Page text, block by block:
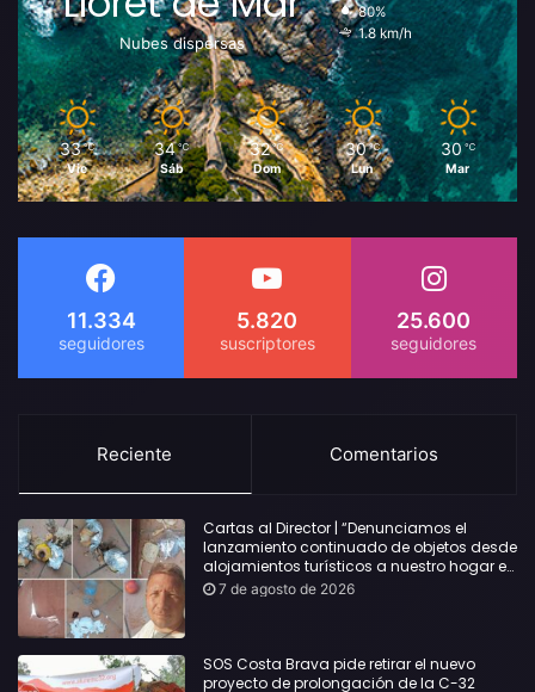
Nubes dispersas
80%
1.8 km/h
33 ℃
Vie
34 ℃
Sáb
32 ℃
Dom
30 ℃
Lun
30 ℃
Mar
11.334 5.820 25.600
Reciente Comentarios
Cartas al Director | “Denunciamos el
lanzamiento continuado de objetos desde
alojamientos turísticos a nuestro hogar en
Lloret: Podría haber causado una
7 de agosto de 2026
SOS Costa Brava pide retirar el nuevo
proyecto de prolongación de la C-32